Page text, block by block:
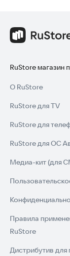
RuStore магазин
О RuStore
RuStore для TV
RuStore для
RuStore для ОС
Медиа-кит (для
Правила
RuStore
Дистрибутив